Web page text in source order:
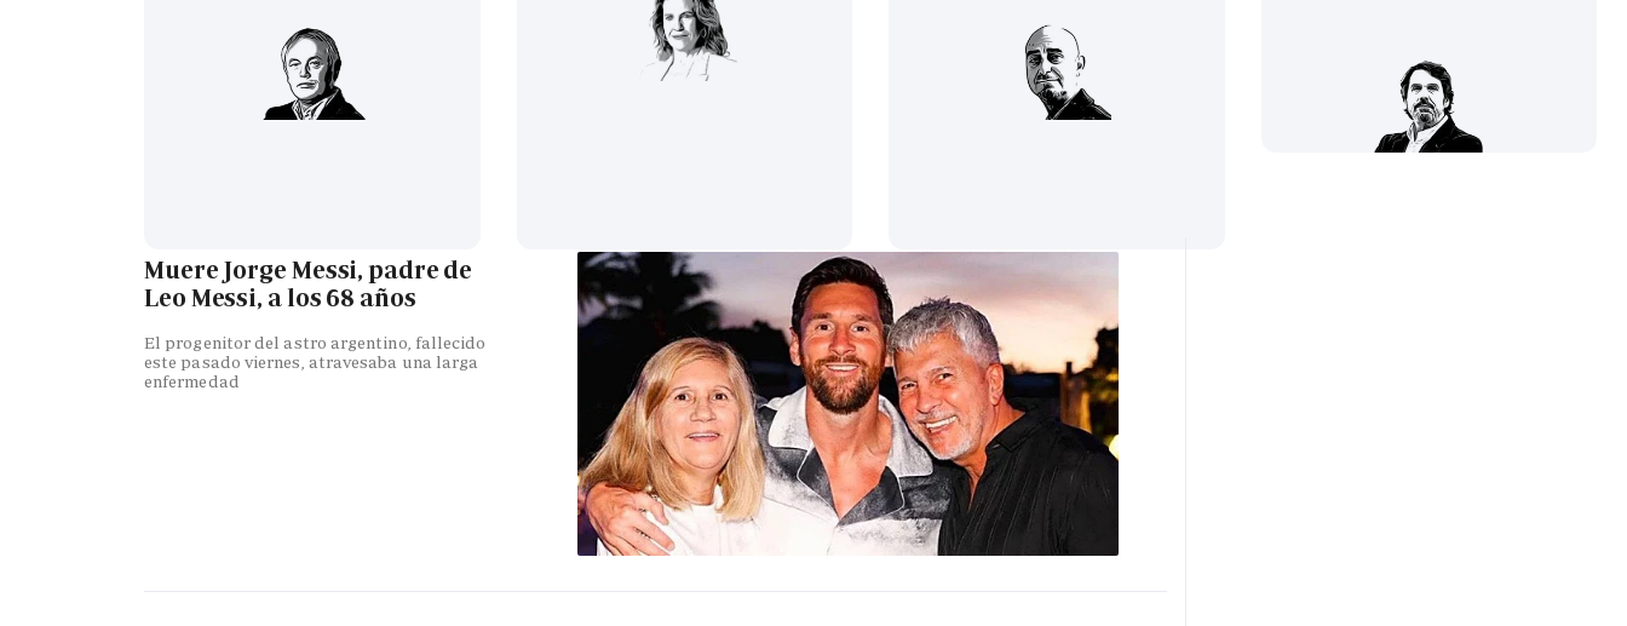
Muere Jorge Messi, padre de
Leo Messi, a los 68 años
El progenitor del astro argentino, fallecido
este pasado viernes, atravesaba una larga
enfermedad